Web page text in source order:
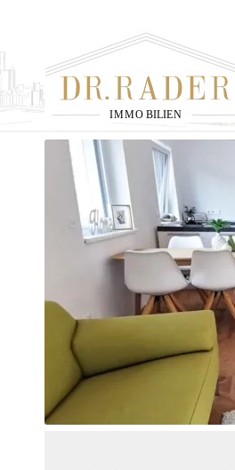
IMMO BILIEN